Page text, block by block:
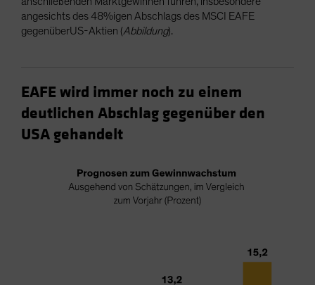
angesichts des 48%igen Abschlags des MSCI EAFE
gegenüberUS-Aktien (Abbildung).
EAFE wird immer noch zu einem
deutlichen Abschlag gegenüber den
USA gehandelt